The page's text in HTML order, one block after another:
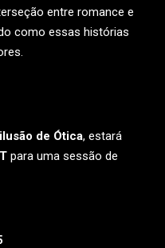
entre romance e
como essas histórias
de Ótica, estará
para uma sessão de